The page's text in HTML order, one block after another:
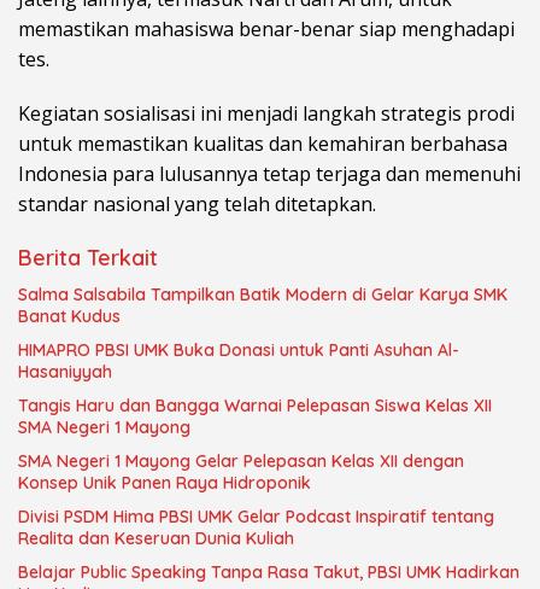
memastikan mahasiswa benar-benar siap menghadapi
tes.
Kegiatan sosialisasi ini menjadi langkah strategis prodi
untuk memastikan kualitas dan kemahiran berbahasa
Indonesia para lulusannya tetap terjaga dan memenuhi
standar nasional yang telah ditetapkan.
Berita Terkait
Salma Salsabila Tampilkan Batik Modern di Gelar Karya SMK
Banat Kudus
HIMAPRO PBSI UMK Buka Donasi untuk Panti Asuhan Al-
Hasaniyyah
Tangis Haru dan Bangga Warnai Pelepasan Siswa Kelas XII
SMA Negeri 1 Mayong
SMA Negeri 1 Mayong Gelar Pelepasan Kelas XII dengan
Konsep Unik Panen Raya Hidroponik
Divisi PSDM Hima PBSI UMK Gelar Podcast Inspiratif tentang
Realita dan Keseruan Dunia Kuliah
Belajar Public Speaking Tanpa Rasa Takut, PBSI UMK Hadirkan